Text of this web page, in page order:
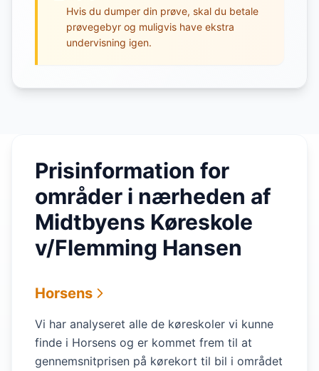
Hvis du dumper din prøve, skal du betale
prøvegebyr og muligvis have ekstra
undervisning igen.
Prisinformation for
områder i nærheden af
Midtbyens Køreskole
v/Flemming Hansen
Horsens
Vi har analyseret alle de køreskoler vi kunne
finde i Horsens og er kommet frem til at
gennemsnitprisen på kørekort til bil i området